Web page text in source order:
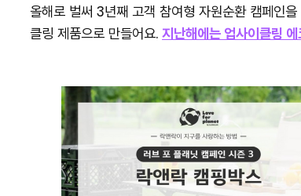
올해로 벌써 3년째 고객 참여형 자원순환 캠페인
클링 제품으로 만들어요. 지난해에는 업사이클링